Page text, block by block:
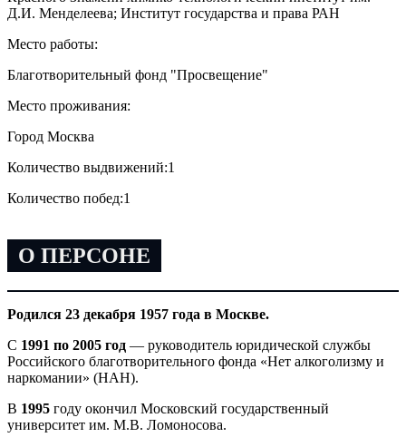
Д.И. Менделеева; Институт государства и права РАН
Место работы:
Благотворительный фонд "Просвещение"
Место проживания:
Город Москва
Количество выдвижений:1
Количество побед:1
О ПЕРСОНЕ
Родился 23 декабря 1957 года в Москве.
С 1991 по 2005 год — руководитель юридической службы
Российского благотворительного фонда «Нет алкоголизму и
наркомании» (НАН).
В 1995 году окончил Московский государственный
университет им. М.В. Ломоносова.